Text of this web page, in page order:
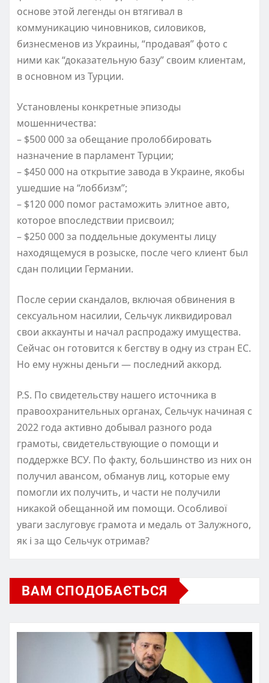
основе этой легенды он втягивал в
коммуникацию чиновников, силовиков,
бизнесменов из Украины, “продавая” фото с
ними как “доказательную базу” своим клиентам,
в основном из Турции.
Установлены конкретные эпизоды
мошенничества:
– $500 000 за обещание пролоббировать
назначение в парламент Турции;
– $450 000 на открытие завода в Украине, якобы
ушедшие на “лоббизм”;
– $120 000 помог растаможить элитное авто,
которое впоследствии присвоил;
– $250 000 за поддельные документы лицу
находящемуся в розыске, после чего клиент был
сдан полиции Германии.
После серии скандалов, включая обвинения в
сексуальном насилии, Сельчук ликвидировал
свои аккаунты и начал распродажу имущества.
Сейчас он готовится к бегству в одну из стран ЕС.
Но ему нужны деньги — последний аккорд.
P.S. По свидетельству нашего источника в
правоохранительных органах, Сельчук начиная с
2022 года активно добывал разного рода
грамоты, свидетельствующие о помощи и
поддержке ВСУ. По факту, большинство из них он
получил авансом, обманув лиц, которые ему
помогли их получить, и части не получили
никакой обещанной им помощи. Особливої
уваги заслуговує грамота и медаль от Залужного,
як і за що Сельчук отримав?
ВАМ СПОДОБАЄТЬСЯ